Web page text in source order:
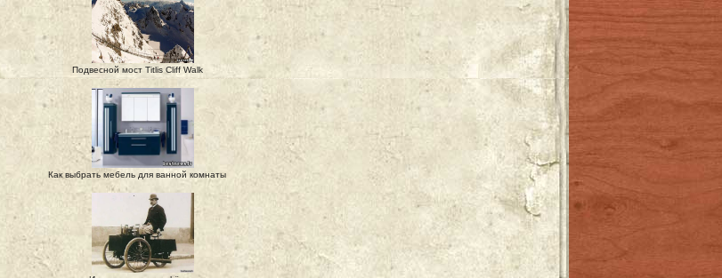
Подвесной мост Titlis Cliff Walk
Как выбрать мебель для ванной комнаты